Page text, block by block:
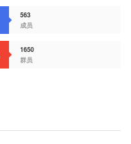
563
成员
1650
群员